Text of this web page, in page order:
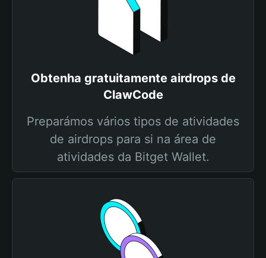
Obtenha gratuitamente airdrops de
ClawCode
Preparámos vários tipos de atividades
de airdrops para si na área de
atividades da Bitget Wallet.